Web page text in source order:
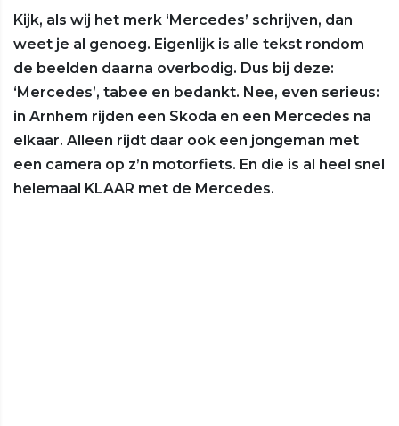
Kijk, als wij het merk ‘Mercedes’ schrijven, dan
weet je al genoeg. Eigenlijk is alle tekst rondom
de beelden daarna overbodig. Dus bij deze:
‘Mercedes’, tabee en bedankt. Nee, even serieus:
in Arnhem rijden een Skoda en een Mercedes na
elkaar. Alleen rijdt daar ook een jongeman met
een camera op z’n motorfiets. En die is al heel snel
helemaal KLAAR met de Mercedes.